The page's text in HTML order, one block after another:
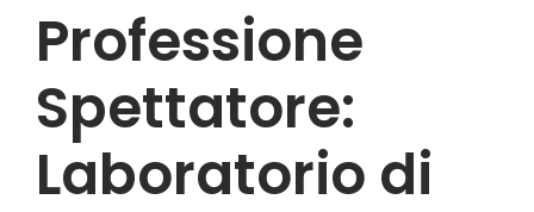
Professione
Spettatore:
Laboratorio di